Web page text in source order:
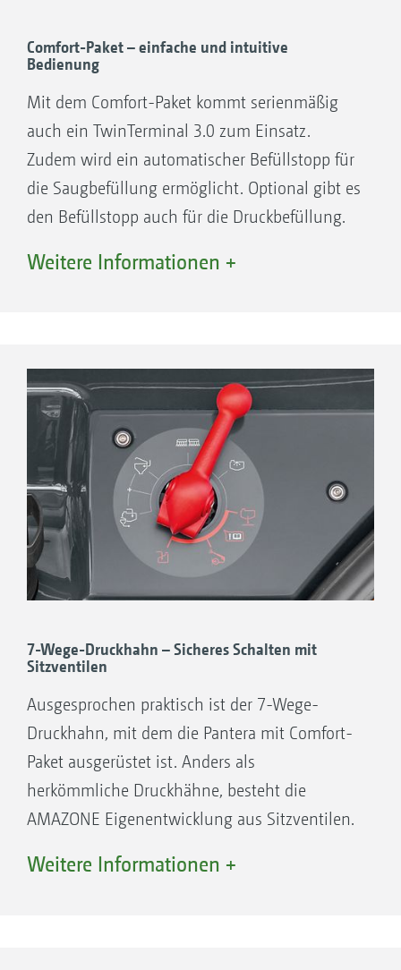
Comfort-Paket – einfache und intuitive
Bedienung
Mit dem Comfort-Paket kommt serienmäßig
auch ein TwinTerminal 3.0 zum Einsatz.
Zudem wird ein automatischer Befüllstopp für
die Saugbefüllung ermöglicht. Optional gibt es
den Befüllstopp auch für die Druckbefüllung.
Rührwerkssteuerung in Abhängigkeit vom
Abschaltung, um eine Schaumbildung bei
geringem Füllstand zu verhindern. Darüber
hinaus bietet die automatische
Rührwerksregelung eine autodynamische
Rührwerkssteuerung. Dies bedeutet: Wird eine
größere Ausbringmenge am Gestänge
benötigt, wird das Nebenrührwerk
geschlossen.
Paket eine vollautomatische Reinigung, die
sich komplett aus der Kabine fernbedienen
lässt. Weitere Funktionen wie das
Gestängespülen, die Umlaufreinigung bei
starken Ablagerungen oder ein definiertes
Verdünnen für eine nachträgliche
Tankmischung im Feld sind ebenfalls im
Weitere Informationen +
7-Wege-Druckhahn – Sicheres Schalten mit
Sitzventilen
Ausgesprochen praktisch ist der 7-Wege-
Druckhahn, mit dem die Pantera mit Comfort-
Paket ausgerüstet ist. Anders als
herkömmliche Druckhähne, besteht die
AMAZONE Eigenentwicklung aus Sitzventilen.
Herausschwenken des Druckhahns werden die
Weitere Informationen +